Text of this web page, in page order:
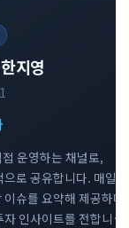
지영
운영하는 채널로,
로 공유합니다. 매일
슈를 요약해 제공하며,
인사이트를 전합니다.